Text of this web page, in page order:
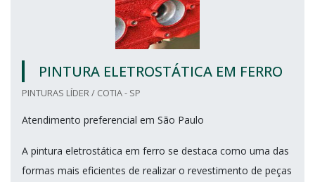
PINTURA ELETROSTÁTICA EM FERRO
PINTURAS LÍDER / COTIA - SP
Atendimento preferencial em São Paulo
A pintura eletrostática em ferro se destaca como uma das
formas mais eficientes de realizar o revestimento de peças